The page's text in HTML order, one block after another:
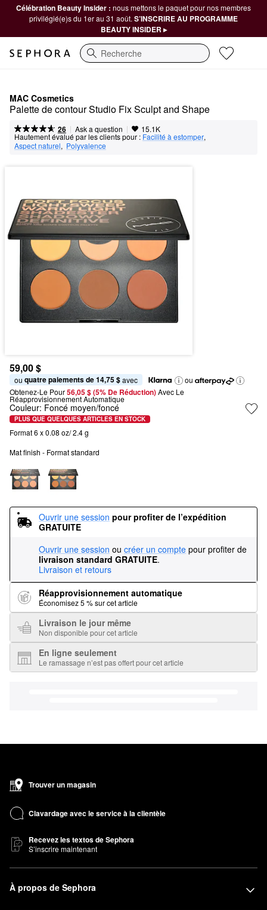
Célébration Beauty Insider : nous mettons le paquet pour nos membres
privilégié(e)s du 1er au 31 août. S’INSCRIRE AU PROGRAMME
BEAUTY INSIDER ▸
Recherche
MAC Cosmetics
Palette de contour Studio Fix Sculpt and Shape
26 | Ask a question | 15.1K
Hautement évalué par les clients pour : Facilité à estomper,
Aspect naturel, Polyvalence
59,00 $
ou quatre paiements de 14,75 $ avec
ou
Obtenez-Le Pour56,05 $ (5% De Réduction) Avec Le
Réapprovisionnement Automatique
Couleur: Foncé moyen/foncé
PLUS QUE QUELQUES ARTICLES EN STOCK
Format 6 x 0.08 oz/ 2.4 g
Mat finish - Format standard
Ouvrir une session pour profiter de l’expédition
GRATUITE
Ouvrir une session ou créer un compte pour profiter de
livraison standard GRATUITE.
Livraison et retours
Réapprovisionnement automatique
Économisez 5 % sur cet article
Livraison le jour même
Non disponible pour cet article
En ligne seulement
Le ramassage n’est pas offert pour cet article
Trouver un magasin
Clavardage avec le service à la clientèle
Recevez les textos de Sephora
S’inscrire maintenant
À propos de Sephora